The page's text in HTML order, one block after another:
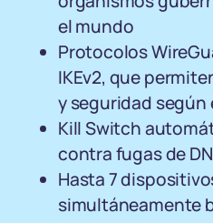
el mundo
Protocolos
IKEv2, que
y seguridad
Kill Switch
contra fugas de
Hasta 7
simultáneamente